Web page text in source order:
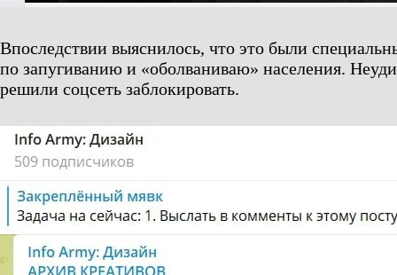
Впоследствии выяснилось, что это были
по запугиванию и «оболваниваю» населения.
решили соцсеть заблокировать.